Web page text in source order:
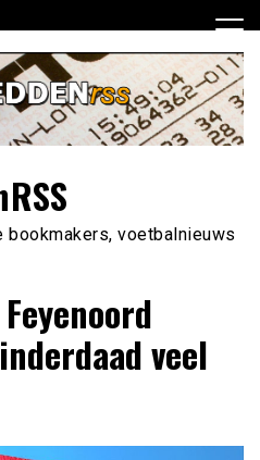
bookmakers, voetbalnieuws
veel